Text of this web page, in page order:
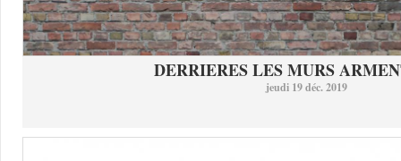
DERRIERES LES MURS
jeudi 19 déc. 2019